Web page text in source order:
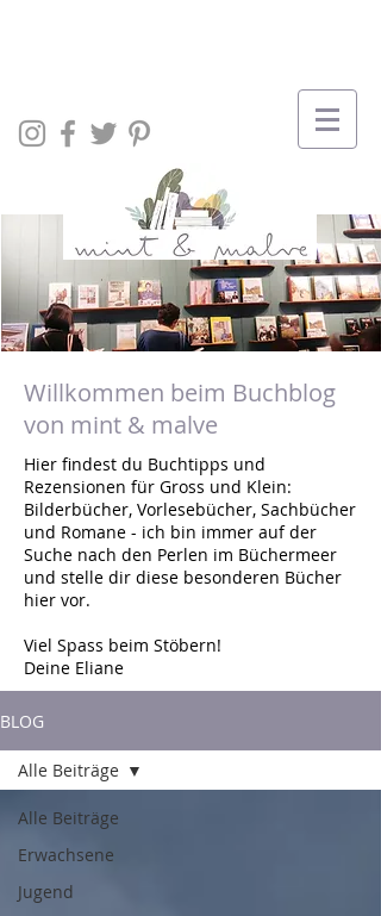
Willkommen beim Buchblog
von mint & malve
Hier findest du Buchtipps und
Rezensionen für Gross und Klein:
Bilderbücher, Vorlesebücher, Sachbücher
und Romane - ich bin immer auf der
Suche nach den Perlen im Büchermeer
und stelle dir diese besonderen Bücher
hier vor.
Viel Spass beim Stöbern!
Deine Eliane
BLOG
Alle Beiträge
Erwachsene
Jugend
Alle Beiträge